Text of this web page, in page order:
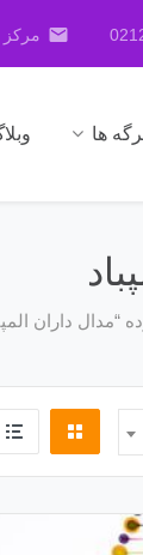
email مرکز
ها
داران